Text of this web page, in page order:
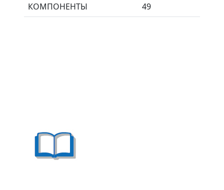
КОМПОНЕНТЫ 49